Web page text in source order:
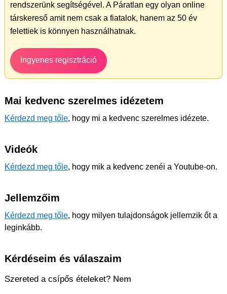
rendszerünk segítségével. A Páratlan egy olyan online
társkereső amit nem csak a fiatalok, hanem az 50 év
felettiek is könnyen használhatnak.
Ingyenes regisztráció
Mai kedvenc szerelmes idézetem
Kérdezd meg tőle, hogy mi a kedvenc szerelmes idézete.
Videók
Kérdezd meg tőle, hogy mik a kedvenc zenéi a Youtube-on.
Jellemzőim
Kérdezd meg tőle, hogy milyen tulajdonságok jellemzik őt a
leginkább.
Kérdéseim és válaszaim
Szereted a csípős ételeket? Nem